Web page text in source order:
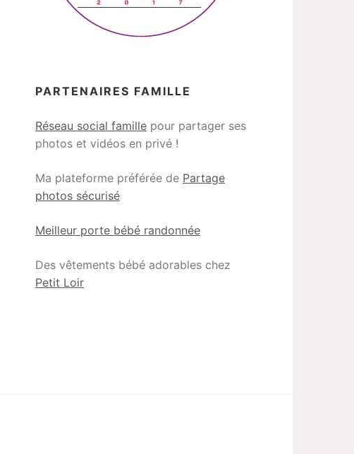
PARTENAIRES FAMILLE
Réseau social famille pour partager ses
photos et vidéos en privé !
Ma plateforme préférée de Partage
photos sécurisé
Meilleur porte bébé randonnée
Des vêtements bébé adorables chez
Petit Loir